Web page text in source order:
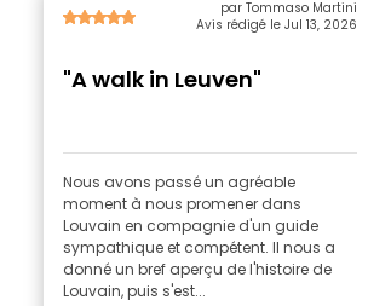
par Tommaso Martini
Avis rédigé le Jul 13, 2026
"A walk in Leuven"
Nous avons passé un agréable
moment à nous promener dans
Louvain en compagnie d'un guide
sympathique et compétent. Il nous a
donné un bref aperçu de l'histoire de
Louvain, puis s'est...